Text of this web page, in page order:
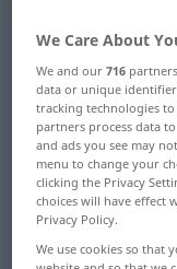
Overview of all
(For more details,
Kompass
Umkreis,
We Care About
We and our716
data or unique
tracking technologies
partners process data
and ads you see may
menu to change your
clicking the Privacy
choices will have effect
Privacy Policy.
We use cookies so that